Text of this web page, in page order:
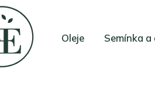
Oleje Semínka a